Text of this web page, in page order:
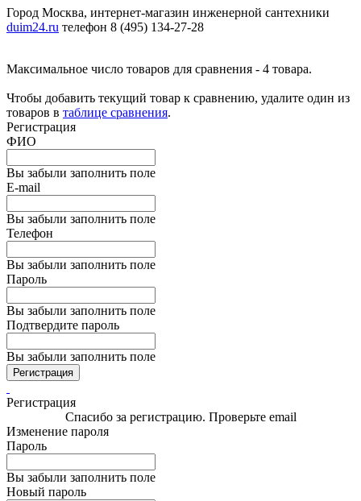
Город Москва, интернет-магазин инженерной сантехники
duim24.ru телефон 8 (495) 134-27-28
Максимальное число товаров для сравнения - 4 товара.
Чтобы добавить текущий товар к сравнению, удалите один из
товаров в таблице сравнения.
Регистрация
ФИО
Вы забыли заполнить поле
E-mail
Вы забыли заполнить поле
Телефон
Вы забыли заполнить поле
Пароль
Вы забыли заполнить поле
Подтвердите пароль
Вы забыли заполнить поле
Регистрация
Регистрация
Спасибо за регистрацию. Проверьте email
Изменение пароля
Пароль
Вы забыли заполнить поле
Новый пароль